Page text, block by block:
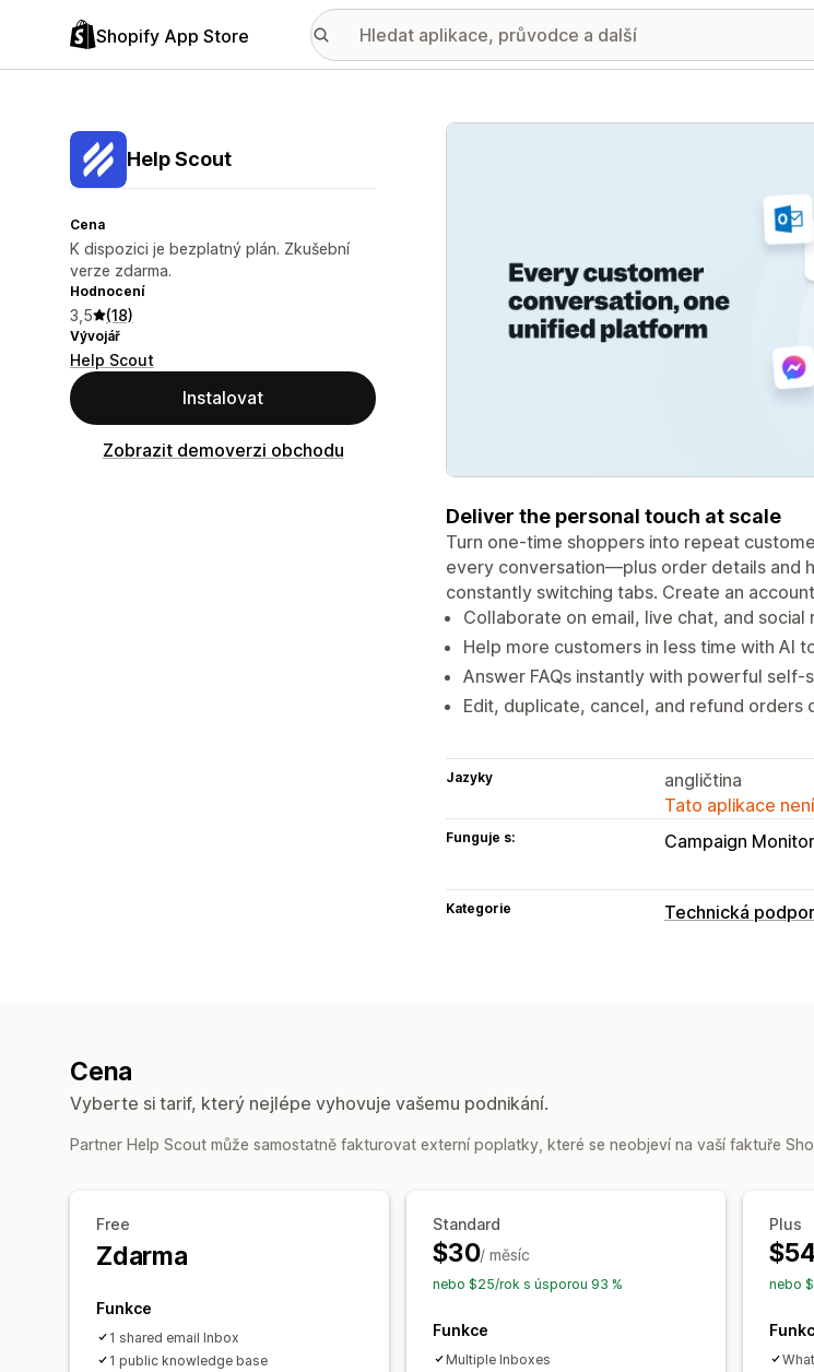
Shopify App Store
Help Scout
Cena
K dispozici je bezplatný plán. Zkušební
verze zdarma.
Hodnocení
3,5 (18)
Vývojář
Help Scout
Instalovat
Zobrazit demoverzi obchodu
Galerie propagovaných obrázků
Deliver the personal touch at scale
Turn one-time shoppers into repeat
every conversation—plus order details and
constantly switching tabs. Create an
Collaborate on email, live chat, and
Help more customers in less time with AI
Answer FAQs instantly with powerful self-
Edit, duplicate, cancel, and refund orders
Jazyky
angličtina
Tato aplikace
Funguje s: Campaign Monitor
Kategorie Technická
Automatické
Výkazy
Cena
Vyberte si tarif, který nejlépe vyhovuje vašemu podnikání.
Partner Help Scout může samostatně fakturovat externí poplatky, které se neobjeví na vaší faktuře
Free
Zdarma
Funkce
1 shared email Inbox
1 public knowledge base
Standard
$30/ měsíc
nebo $25/rok s úsporou 93 %
Funkce
Multiple Inboxes
Plus
nebo